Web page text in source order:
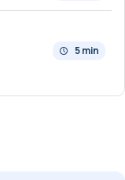
5 min